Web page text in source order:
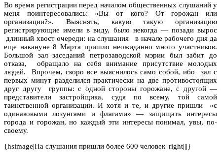
Во время регистрации перед началом общественных слушаний у
меня поинтересовались: «Вы от кого? От горожан или
организации?». Выяснять, какую такую организацию
регистрирующие имели в виду, было некогда — позади вырос
длинный хвост очереди: на слушания в начале рабочего дня да
еще накануне 8 Марта пришло неожиданно много участников.
Большой зал заседаний петрозаводской мэрии был забит до
отказа, обращало на себя внимание присутствие молодых
людей. Впрочем, скоро все выяснилось само собой, ибо зал с
первых минут разделился практически на две противостоящих
друг другу группы: с одной стороны горожане, с другой —
представители застройщика, судя по всему, той самой
таинственной организации. И хотя и те, и другие пришли «с
одинаковыми лозунгами и флагами» — защищать интересы
города и горожан, но каждый эти интересы понимал, увы, по-
своему.
{hsimage|На слушания пришли более 600 человек |right|||}